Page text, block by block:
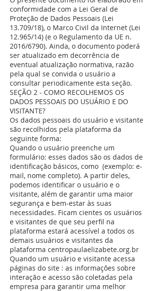
conformidade com a Lei Geral de
Proteção de Dados Pessoais (Lei
13.709/18), o Marco Civil da Internet (Lei
12.965/14) (e o Regulamento da UE n.
2016/6790). Ainda, o documento poderá
ser atualizado em decorrência de
eventual atualização normativa, razão
pela qual se convida o usuário a
consultar periodicamente esta seção.
SEÇÃO 2 - COMO RECOLHEMOS OS
DADOS PESSOAIS DO USUÁRIO E DO
VISITANTE?
Os dados pessoais do usuário e visitante
são recolhidos pela plataforma da
seguinte forma:
Quando o usuário preenche um
formulário: esses dados são os dados de
identificação básicos, como (exemplo: e-
mail, nome completo). A partir deles,
podemos identificar o usuário e o
visitante, além de garantir uma maior
segurança e bem-estar às suas
necessidades. Ficam cientes os usuários
e visitantes de que seu perfil na
plataforma estará acessível a todos os
demais usuários e visitantes da
plataforma centropaulaelizabete.org.br
Quando um usuário e visitante acessa
páginas do site : as informações sobre
interação e acesso são coletadas pela
empresa para garantir uma melhor